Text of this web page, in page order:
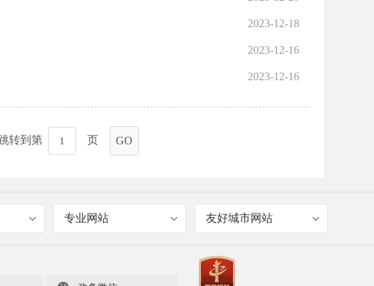
2023-12-18
2023-12-16
2023-12-16
转到第 页 GO
专业网站 友好城市网站